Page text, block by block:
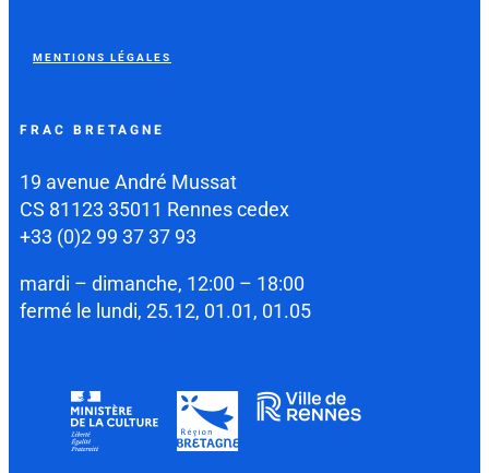
MENTIONS LÉGALES
FRAC BRETAGNE
19 avenue André Mussat
CS 81123 35011 Rennes cedex
+33 (0)2 99 37 37 93
mardi – dimanche, 12:00 – 18:00
fermé le lundi, 25.12, 01.01, 01.05